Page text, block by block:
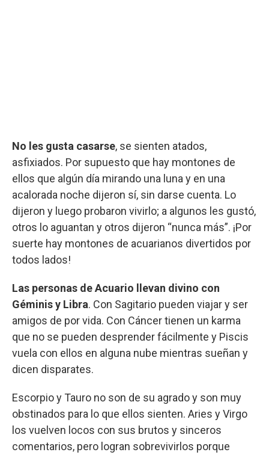
No les gusta casarse, se sienten atados,
asfixiados. Por supuesto que hay montones de
ellos que algún día mirando una luna y en una
acalorada noche dijeron sí, sin darse cuenta. Lo
dijeron y luego probaron vivirlo; a algunos les gustó,
otros lo aguantan y otros dijeron “nunca más”. ¡Por
suerte hay montones de acuarianos divertidos por
todos lados!
Las personas de Acuario llevan divino con
Géminis y Libra. Con Sagitario pueden viajar y ser
amigos de por vida. Con Cáncer tienen un karma
que no se pueden desprender fácilmente y Piscis
vuela con ellos en alguna nube mientras sueñan y
dicen disparates.
Escorpio y Tauro no son de su agrado y son muy
obstinados para lo que ellos sienten. Aries y Virgo
los vuelven locos con sus brutos y sinceros
comentarios, pero logran sobrevivirlos porque